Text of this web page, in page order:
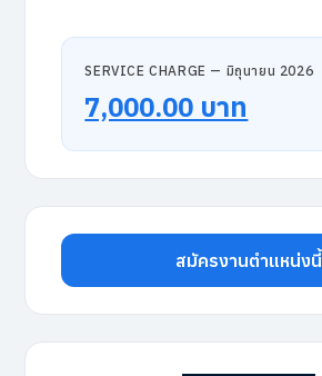
SERVICE CHARGE — มิถุนายน 2026
7,000.00 บาท
สมัครงานตำแหน่งนี้